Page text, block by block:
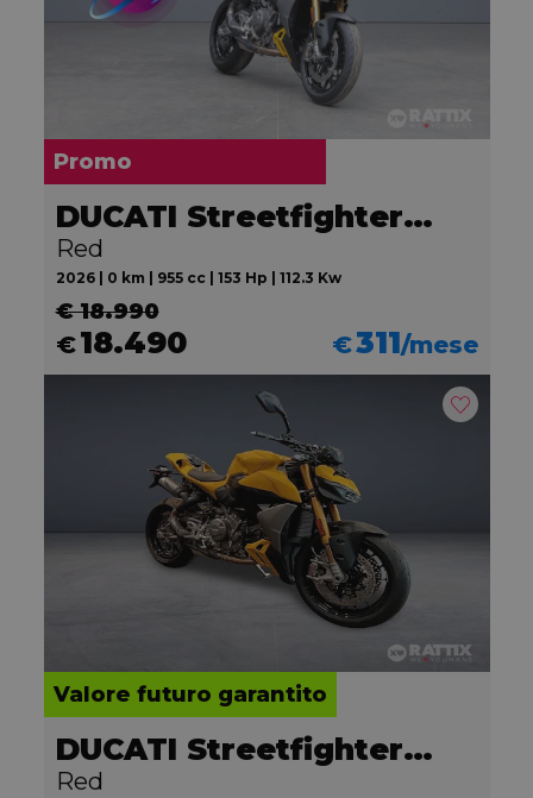
Promo
DUCATI Streetfighter V2
Red
2026 | 0 km | 955 cc | 153 Hp | 112.3 Kw
€ 18.990
€18.490 €311/mese
Valore futuro garantito
DUCATI Streetfighter V2
Red